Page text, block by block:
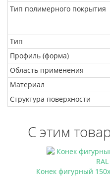
Тип полимерного покрытия
Тип
Профиль (форма)
Область применения
Материал
Структура поверхности
С этим
Конек фигурный